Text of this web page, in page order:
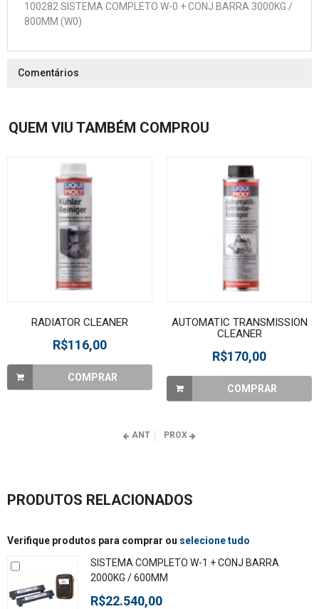
100282 SISTEMA COMPLETO W-0 + CONJ BARRA 3000KG /
800MM (W0)
Comentários
QUEM VIU TAMBÉM COMPROU
RADIATOR CLEANER
R$116,00
COMPRAR
AUTOMATIC TRANSMISSION
CLEANER
R$170,00
COMPRAR
ANT PROX
PRODUTOS RELACIONADOS
Verifique produtos para comprar ou selecione tudo
SISTEMA COMPLETO W-1 + CONJ BARRA
2000KG / 600MM
R$22.540,00